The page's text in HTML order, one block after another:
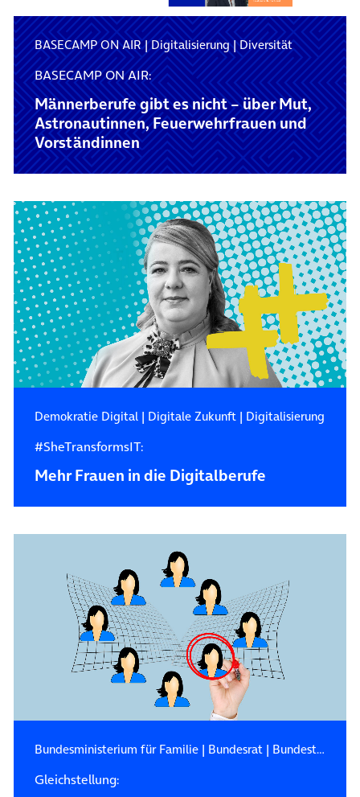
BASECAMP ON AIR|Digitalisierung|Diversität
BASECAMP ON AIR:
Männerberufe gibt es nicht – über Mut,
Astronautinnen, Feuerwehrfrauen und
Vorständinnen
Demokratie Digital| Digitale Zukunft| Digitalisierung
#SheTransformsIT:
Mehr Frauen in die Digitalberufe
Bundesministerium für Familie| Bundesrat| Bundestag
Gleichstellung: